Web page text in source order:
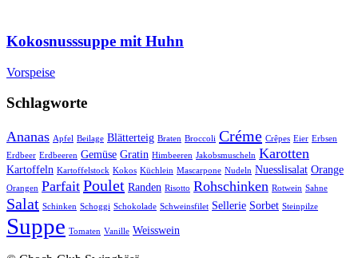
Kokosnusssuppe mit Huhn
Vorspeise
Schlagworte
Ananas Apfel Beilage Blätterteig Braten Broccoli Créme Crêpes Eier Erbsen
Erdbeer Erdbeeren Gemüse Gratin Himbeeren Jakobsmuscheln Karotten
Kartoffeln Kartoffelstock Kokos Küchlein Mascarpone Nudeln Nuesslisalat Orange
Orangen Parfait Poulet Randen Risotto Rohschinken Rotwein Sahne
Salat Schinken Schoggi Schokolade Schweinsfilet Sellerie Sorbet Steinpilze
Suppe Tomaten Vanille Weisswein